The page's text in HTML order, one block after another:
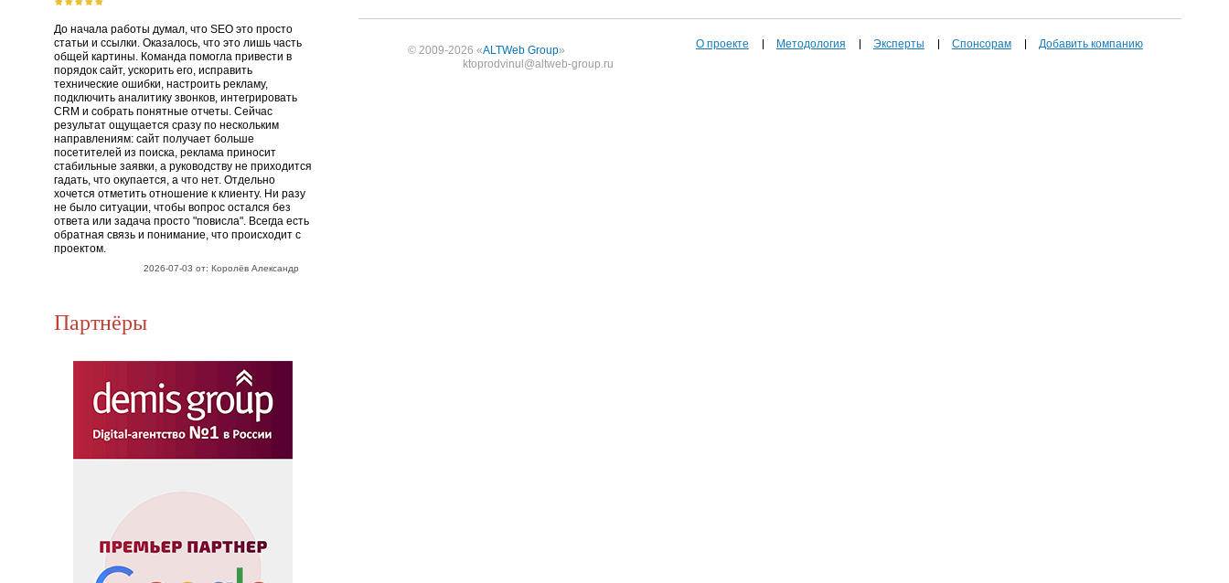
До начала работы думал, что SEO это просто
статьи и ссылки. Оказалось, что это лишь часть
общей картины. Команда помогла привести в
порядок сайт, ускорить его, исправить
технические ошибки, настроить рекламу,
подключить аналитику звонков, интегрировать
CRM и собрать понятные отчеты. Сейчас
результат ощущается сразу по нескольким
направлениям: сайт получает больше
посетителей из поиска, реклама приносит
стабильные заявки, а руководству не приходится
гадать, что окупается, а что нет. Отдельно
хочется отметить отношение к клиенту. Ни разу
не было ситуации, чтобы вопрос остался без
ответа или задача просто "повисла". Всегда есть
обратная связь и понимание, что происходит с
проектом.
2026-07-03 от: Королёв Александр
Партнёры
© 2009-2026 «ALTWeb Group»
ktoprodvinul@altweb-group.ru
О проекте Методология Эксперты Спонсорам Добавить компанию